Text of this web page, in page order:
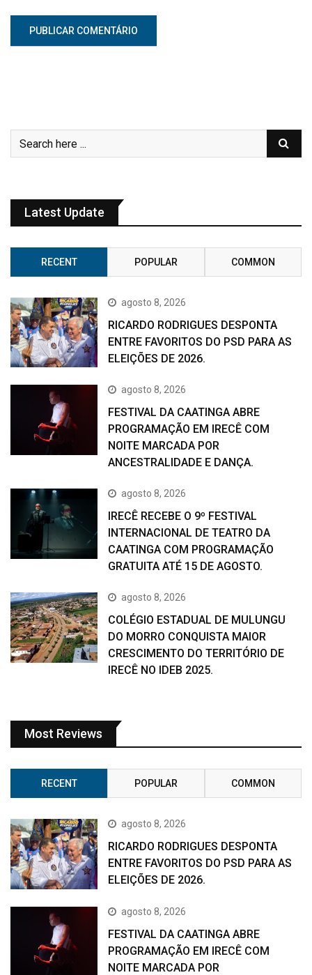
Latest Update
RECENT POPULAR COMMON
agosto 8, 2026
RICARDO RODRIGUES DESPONTA
ENTRE FAVORITOS DO PSD PARA AS
ELEIÇÕES DE 2026.
agosto 8, 2026
FESTIVAL DA CAATINGA ABRE
PROGRAMAÇÃO EM IRECÊ COM
NOITE MARCADA POR
ANCESTRALIDADE E DANÇA.
agosto 8, 2026
IRECÊ RECEBE O 9º FESTIVAL
INTERNACIONAL DE TEATRO DA
CAATINGA COM PROGRAMAÇÃO
GRATUITA ATÉ 15 DE AGOSTO.
agosto 8, 2026
COLÉGIO ESTADUAL DE MULUNGU
DO MORRO CONQUISTA MAIOR
CRESCIMENTO DO TERRITÓRIO DE
IRECÊ NO IDEB 2025.
Most Reviews
RECENT POPULAR COMMON
agosto 8, 2026
RICARDO RODRIGUES DESPONTA
ENTRE FAVORITOS DO PSD PARA AS
ELEIÇÕES DE 2026.
agosto 8, 2026
FESTIVAL DA CAATINGA ABRE
PROGRAMAÇÃO EM IRECÊ COM
NOITE MARCADA POR